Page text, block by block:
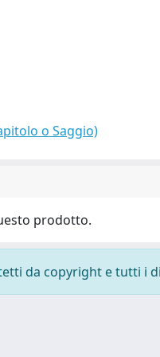
o Saggio)
prodotto.
da copyright e tutti i